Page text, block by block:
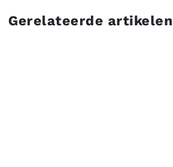
Gerelateerde artikelen